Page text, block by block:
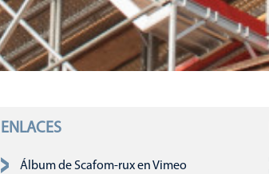
ENLACES
Saltar navegación
Álbum de Scafom-rux en Vimeo